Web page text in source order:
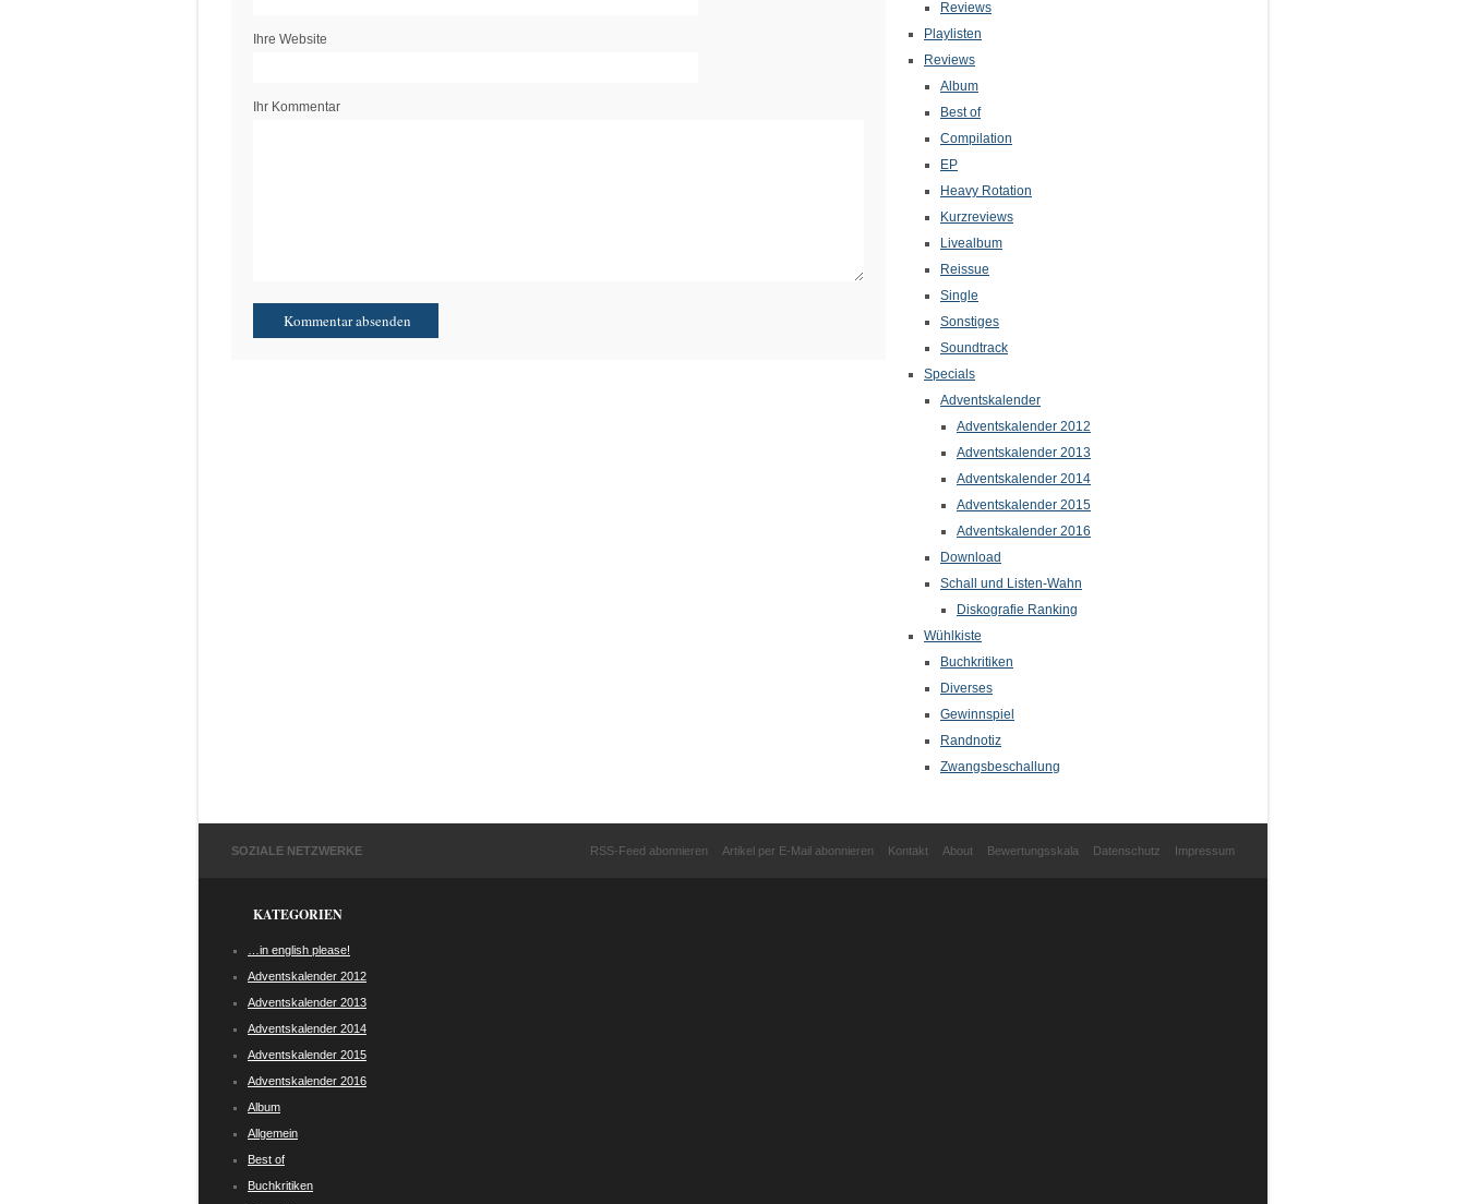
Ihre Website
Ihr Kommentar
Reviews
Playlisten
Reviews
Album
Best of
Compilation
EP
Heavy Rotation
Kurzreviews
Livealbum
Reissue
Single
Sonstiges
Soundtrack
Specials
Adventskalender
Adventskalender 2012
Adventskalender 2013
Adventskalender 2014
Adventskalender 2015
Adventskalender 2016
Download
Schall und Listen-Wahn
Diskografie Ranking
Wühlkiste
Buchkritiken
Diverses
Gewinnspiel
Randnotiz
Zwangsbeschallung
SOZIALE NETZWERKE RSS-Feed abonnieren Artikel per E-Mail abonnieren Kontakt About Bewertungsskala Datenschutz Impressum
KATEGORIEN
…in english please!
Adventskalender 2012
Adventskalender 2013
Adventskalender 2014
Adventskalender 2015
Adventskalender 2016
Album
Allgemein
Best of
Buchkritiken